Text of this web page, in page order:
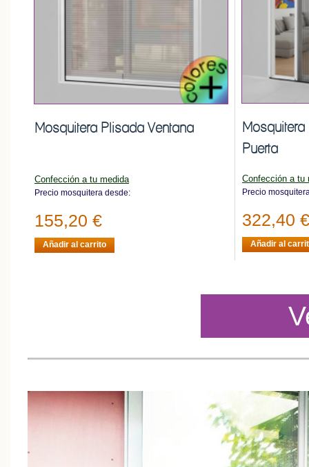
Mosquitera Plisada Ventana
Confección a tu medida
Precio mosquitera desde:
155,20 €
Añadir al carrito
Puerta
Confección a tu
Precio
322,40 €
Añadir al